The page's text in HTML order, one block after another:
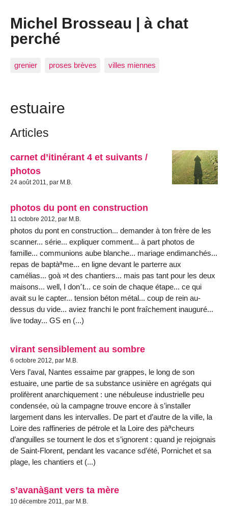
Michel Brosseau | à chat
perché
grenier proses brèves villes miennes
estuaire
Articles
carnet d’itinérant 4 et suivants /
photos
24 août 2011, par M.B.
photos du pont en construction
11 octobre 2012, par M.B.
photos du pont en construction... demander à ton frère de les
scanner... série... expliquer comment... à part photos de
famille... communions aube blanche... mariage endimanchés...
repas de baptàªme... en ligne devant le parterre aux
camélias... goà »t des chantiers... mais pas tant pour les deux
maisons... well, I don՚t... ce soin de chaque étape... ce qui
avait su le capter... tension béton métal... coup de rein au-
dessus du vide... aviez franchi le pont fraîchement inauguré...
live today... GS en (...)
virant sensiblement au sombre
6 octobre 2012, par M.B.
Vers l’aval, Nantes essaime par grappes, le long de son
estuaire, une partie de sa substance usinière en agrégats qui
prolifèrent anarchiquement : une nébuleuse industrielle peu
condensée, où la campagne trouve encore à s’installer
largement dans les intervalles. De part et d’autre de la ville, la
Loire des raffineries de pétrole et la Loire des pàªcheurs
d’anguilles se tournent le dos et s’ignorent : quand je rejoignais
de Saint-Florent, pendant les vacance sd’été, Pornichet et sa
plage, les chantiers et (...)
s’avanà§ant vers ta mère
10 décembre 2011, par M.B.